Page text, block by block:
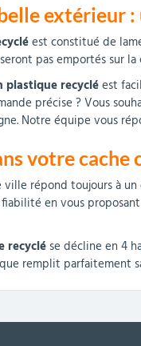
extérieur
est constitué de
pas emportés sur
plastique recycléest
précise ? Vous
Notre équipe vous
votre cache
répond toujours à
en vous
recyclé se décline en 4
remplit parfaitement